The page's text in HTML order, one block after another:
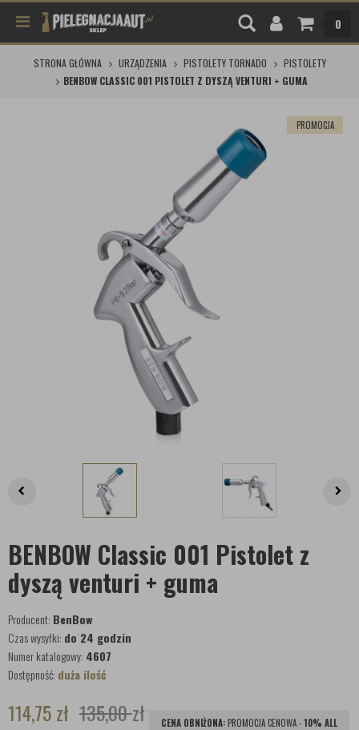
0
STRONA GŁÓWNA URZĄDZENIA PISTOLETY TORNADO
PISTOLETY
BENBOW CLASSIC 001 PISTOLET Z DYSZĄ VENTURI + GUMA
PROMOCJA
BENBOW Classic 001 Pistolet z
dyszą venturi + guma
Producent: BenBow
Czas wysyłki: do 24 godzin
Numer katalogowy: 4607
Dostępność: duża ilość
114,75zł 135,00zł CENA OBNIŻONA: PROMOCJA CENOWA -10% ALL